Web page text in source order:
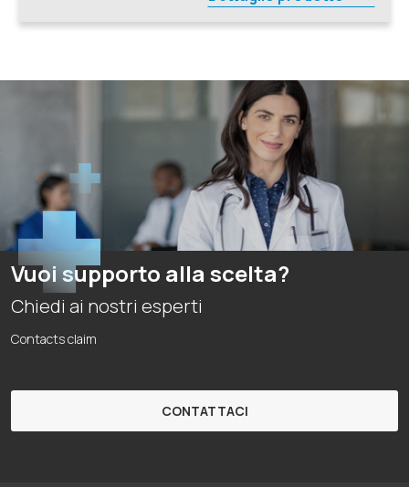
Vuoi supporto alla scelta?
Chiedi ai nostri esperti
Contacts claim
CONTATTACI